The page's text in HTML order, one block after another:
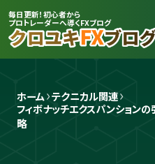
毎日更新！初心者から
プロトレーダーへ導くFXブログ
ホーム テクニカル関連
フィボナッチエクスパンション
略